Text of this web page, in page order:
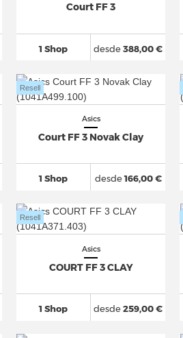
Court FF 3
1 Shop desde388,00 €
Asics
Court FF 3 Novak Clay
1 Shop
Resell
desde166,00 €
Asics
COURT FF 3 CLAY
1 Shop
Resell
desde259,00 €